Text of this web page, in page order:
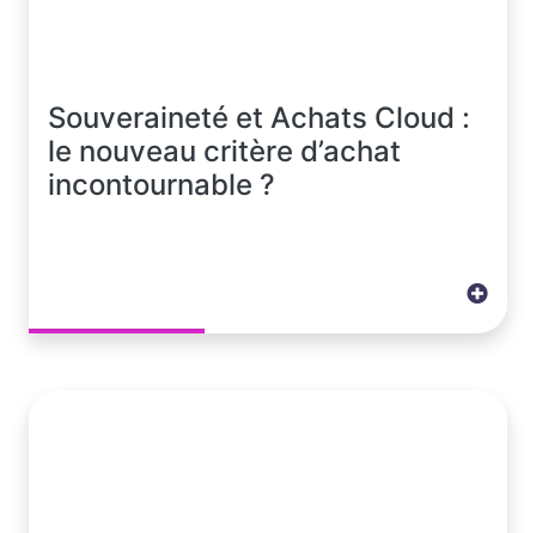
Souveraineté et Achats Cloud :
le nouveau critère d’achat
incontournable ?